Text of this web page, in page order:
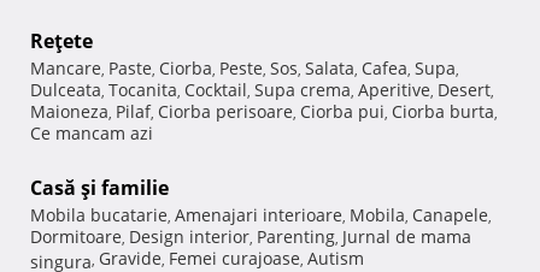
Reţete
Mancare, Paste, Ciorba, Peste, Sos, Salata, Cafea, Supa,
Dulceata, Tocanita, Cocktail, Supa crema, Aperitive, Desert,
Maioneza, Pilaf, Ciorba perisoare, Ciorba pui, Ciorba burta,
Ce mancam azi
Casă şi familie
Mobila bucatarie, Amenajari interioare, Mobila, Canapele,
Dormitoare, Design interior, Parenting, Jurnal de mama
singura, Gravide, Femei curajoase, Autism